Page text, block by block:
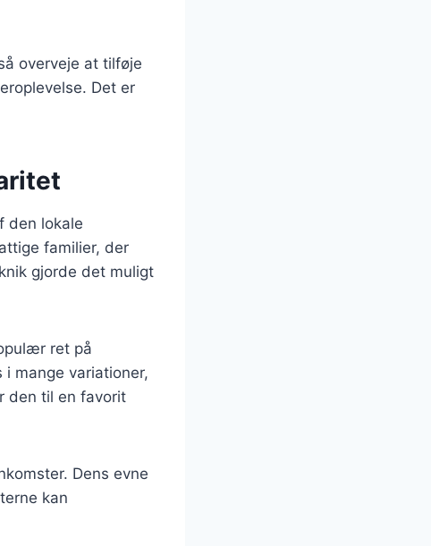
overveje at tilføje
Det er
den lokale
familier, der
gjorde det muligt
ret på
mange variationer,
den til en favorit
Dens evne
kan